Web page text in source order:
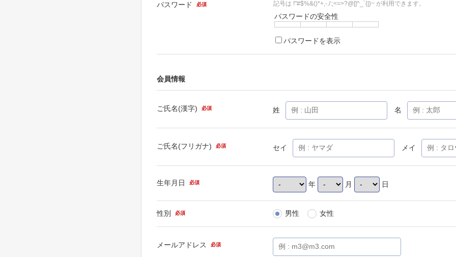
パスワード 必須
記号は !"#$%&()*+,-./:;<=>?@[]^_`{|}~ が利用できます。
パスワードの安全性
パスワードを表示
会員情報
ご氏名(漢字) 必須 姓 名
ご氏名(フリガナ) 必須 セイ メイ
生年月日 必須 年 月 日
性別 必須 男性 女性
メールアドレス 必須